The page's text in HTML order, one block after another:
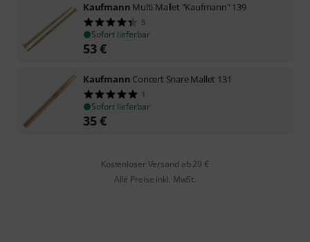
Kaufmann Multi Mallet "Kaufmann" 139
5
Sofort lieferbar
53€
Kaufmann Concert Snare Mallet 131
1
Sofort lieferbar
35€
Kostenloser Versand ab 29 €
Alle Preise inkl. MwSt.